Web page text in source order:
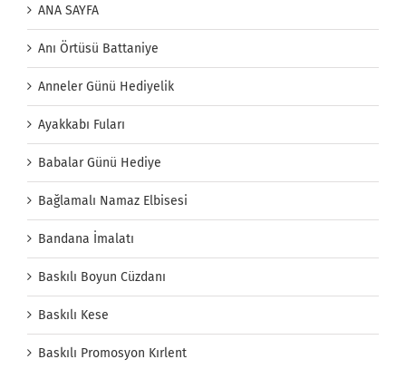
ANA SAYFA
Anı Örtüsü Battaniye
Anneler Günü Hediyelik
Ayakkabı Fuları
Babalar Günü Hediye
Bağlamalı Namaz Elbisesi
Bandana İmalatı
Baskılı Boyun Cüzdanı
Baskılı Kese
Baskılı Promosyon Kırlent